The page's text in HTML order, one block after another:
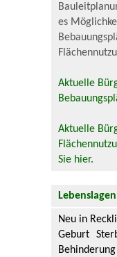
es
Aktuelle
Aktuelle
Sie hier.
Lebenslagen
Neu in
Geburt
Behinderung